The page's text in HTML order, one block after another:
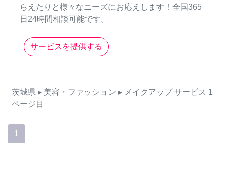
らえたりと様々なニーズにお応えします！全国365
日24時間相談可能です。
サービスを提供する
茨城県 ▸ 美容・ファッション ▸ メイクアップ サービス 1
ページ目
1